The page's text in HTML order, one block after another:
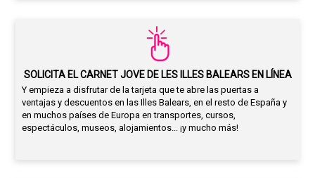
SOLICITA EL CARNET JOVE DE LES ILLES BALEARS EN LÍNEA
Y empieza a disfrutar de la tarjeta que te abre las puertas a
ventajas y descuentos en las Illes Balears, en el resto de España y
en muchos países de Europa en transportes, cursos,
espectáculos, museos, alojamientos... ¡y mucho más!